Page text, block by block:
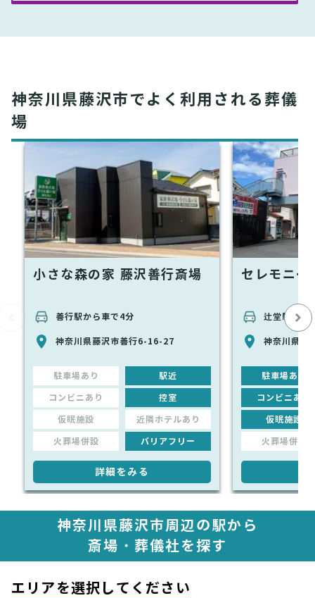
神奈川県藤沢市でよく利用される葬儀
場
小さな森の家 藤沢善行斎場
善行駅から車で4分
神奈川県藤沢市善行6-16-27
駐車場あり 駅近
コンビニあり 控室
仮眠施設 近隣ホテルあり
火葬場併設 バリアフリー
詳細をみる
セレモニ
辻堂駅から
神奈川県藤
駐車場あり
コンビニあり
仮眠施設
火葬場併設
神奈川県藤沢市周辺の駅から
斎場・葬儀社を探す
エリアを選択してください